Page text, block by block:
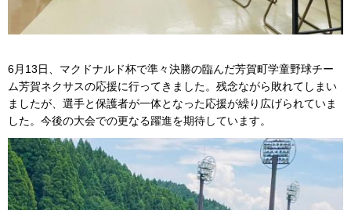
6月13日、マクドナルド杯で準々決勝の臨んだ芳賀町学童野球チー
ム芳賀ネクサスの応援に行ってきました。残念ながら敗れてしまい
ましたが、選手と保護者が一体となった応援が繰り広げられていま
した。今後の大会での更なる躍進を期待しています。